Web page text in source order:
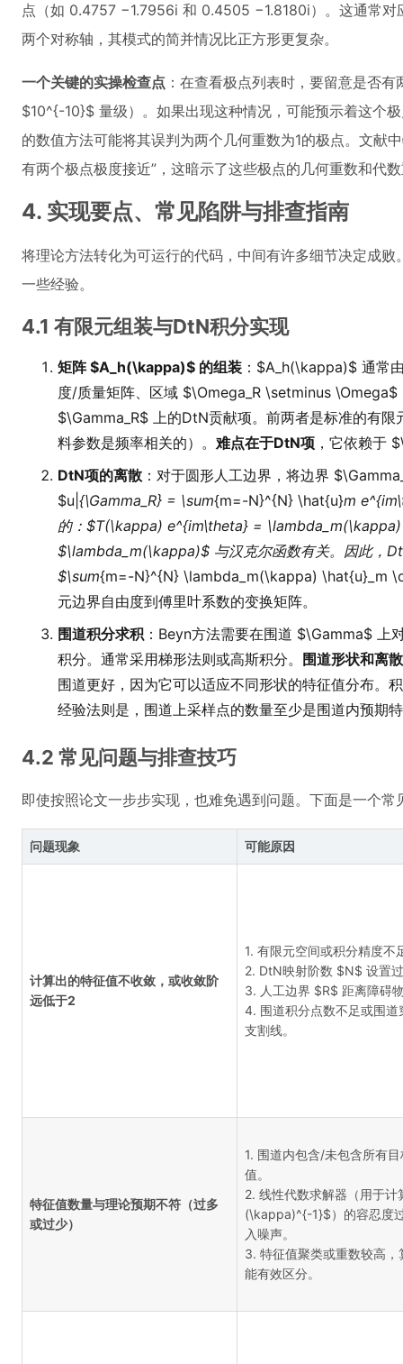
点（如 0.4757 −1.7956i 和 0.4505 −1.8180i）。这通常对
两个对称轴，其模式的简并情况比正方形更复杂。
一个关键的实操检查点 ：在查看极点列表时，要留意是否有
$10^{-10}$ 量级）。如果出现这种情况，可能预示着这个
的数值方法可能将其误判为两个几何重数为1的极点。文献
有两个极点极度接近”，这暗示了这些极点的几何重数和代
4. 实现要点、常见陷阱与排查指南
将理论方法转化为可运行的代码，中间有许多细节决定成
一些经验。
4.1 有限元组装与DtN积分实现
矩阵 $A_h(\kappa)$ 的组装 ：$A_h(\kappa)$ 通常
度/质量矩阵、区域 $\Omega_R \setminus \Omega$
$\Gamma_R$ 上的DtN贡献项。前两者是标准的有
料参数是频率相关的）。 难点在于DtN项 ，它依赖于
DtN项的离散 ：对于圆形人工边界，将边界
$u| {\Gamma_R} = \sum{m=-N}^{N} \hat{u}m
的：$T(\kappa) e^{im\theta} =
$\lambda_m(\kappa)$ 与汉克尔函数有关。因此，
$\sum{m=-N}^{N} \lambda_m(\kappa) \hat{u}_m
元边界自由度到傅里叶系数的变换矩阵。
围道积分求积 ：Beyn方法需要在围道 $\Gamma$
积分。通常采用梯形法则或高斯积分。
围道形状和离
围道更好，因为它可以适应不同形状的特征值分布。
经验法则是，围道上采样点的数量至少是围道内预期
4.2 常见问题与排查技巧
即使按照论文一步步实现，也难免遇到问题。下面是一个常
问题现象 可能原因
计算出的特征值不收敛，或收敛阶
远低于2
1. 有限元空间或积分精度不
2. DtN映射阶数 $N$ 设置
3. 人工边界 $R$ 距离障碍
4. 围道积分点数不足或围道
支割线。
特征值数量与理论预期不符（过多
或过少）
1. 围道内包含/未包含所有
值。
2. 线性代数求解器（用于计
(\kappa)^{-1}$）的容忍度
入噪声。
3. 特征值聚类或重数较高，
能有效区分。